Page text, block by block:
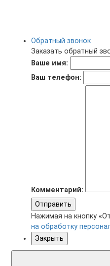
Обратный звонок
Заказать обратный
Ваше имя:
Ваш телефон:
Комментарий:
Отправить
Нажимая на кнопку
на обработку
Закрыть